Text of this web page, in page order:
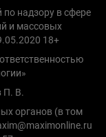
надзору в сфере
и массовых
18+
П. В.
органов (в том